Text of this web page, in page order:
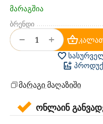
მარაგშია
ბრენდი
+
−
მარაგი მაღაზიში
ონლაინ